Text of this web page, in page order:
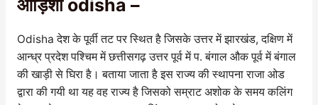
ओड़िशा odisha –
Odisha देश के पूर्वी तट पर स्थित है जिसके उत्तर में झारखंड, दक्षिण में
आन्ध्र प्रदेश पश्चिम में छत्तीसगढ़ उत्तर पूर्व में प. बंगाल औक पूर्व में बंगाल
की खाड़ी से घिरा है। बताया जाता है इस राज्य की स्थापना राजा ओड
द्वारा की गयी था यह वह राज्य है जिसको सम्राट अशोक के समय कलिंग